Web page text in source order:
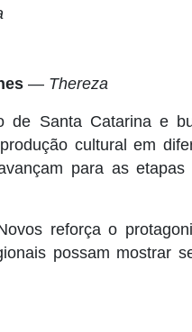
— Thereza
de Santa Catarina e
cultural em
para as etapas
reforça o
possam mostrar